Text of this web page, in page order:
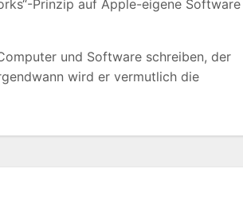
Prinzip auf Apple-eigene Software
und Software schreiben, der
wird er vermutlich die